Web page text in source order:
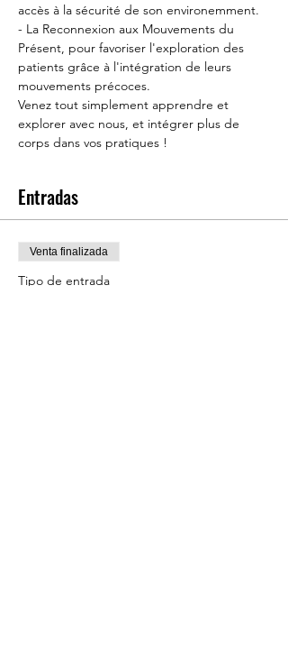
accès à la sécurité de son environemment.
- La Reconnexion aux Mouvements du
Présent, pour favoriser l'exploration des
patients grâce à l'intégration de leurs
mouvements précoces.
Venez tout simplement apprendre et
explorer avec nous, et intégrer plus de
corps dans vos pratiques !
Entradas
Venta finalizada
Tipo de entrada